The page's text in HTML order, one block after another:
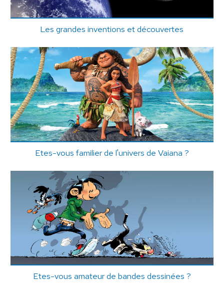
Les grandes inventions et découvertes
Etes-vous familier de l'univers de Vaiana ?
Etes-vous amateur de bandes dessinées ?